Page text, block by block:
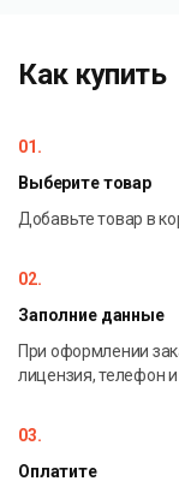
использоваться
Как купить
01.
Выберите товар
Добавьте товар в
02.
Заполние данные
При оформлении
лицензия, телефон
03.
Оплатите